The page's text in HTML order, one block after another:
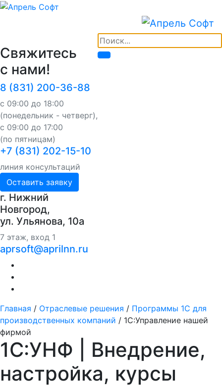
Свяжитесь
с нами!
8 (831) 200-36-88
с 09:00 до 18:00
(понедельник - четверг),
с 09:00 до 17:00
(по пятницам)
+7 (831) 202-15-10
линия консультаций
Оставить заявку
г. Нижний
Новгород,
ул. Ульянова, 10a
7 этаж, вход 1
aprsoft@aprilnn.ru
Главная / Отраслевые решения / Программы 1С для
производственных компаний / 1С:Управление нашей
фирмой
1С:УНФ | Внедрение,
настройка, курсы